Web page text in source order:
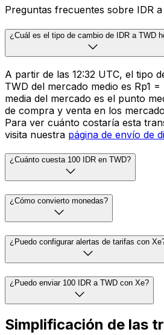
Preguntas frecuentes sobre IDR
¿Cuál es el tipo de cambio de IDR a TWD
A partir de las 12:32 UTC, el tipo
TWD del mercado medio es Rp1
media del mercado es el punto
de compra y venta en los
Para ver cuánto costaría esta
visita nuestra página de envío de
¿Cuánto cuesta 100 IDR en TWD?
¿Cómo convierto monedas?
¿Puedo configurar alertas de tarifas con
¿Puedo enviar 100 IDR a TWD con Xe?
Simplificación de las